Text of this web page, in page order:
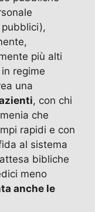
più alti
regime
una
, con chi
che
rapidi e con
al sistema
bibliche
meno
anche le